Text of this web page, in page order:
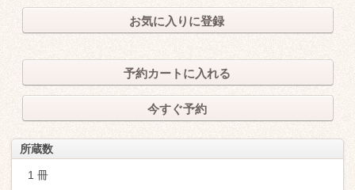
お気に入りに登録
予約カートに入れる
今すぐ予約
所蔵数
1 冊